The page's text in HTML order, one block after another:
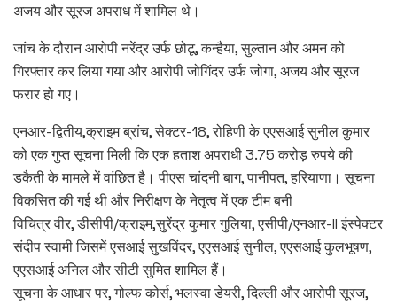
अजय और सूरज अपराध में शामिल थे।
जांच के दौरान आरोपी नरेंद्र उर्फ ​​छोटू, कन्हैया, सुल्तान और अमन को
गिरफ्तार कर लिया गया और आरोपी जोगिंदर उर्फ ​​जोगा, अजय और सूरज
फरार हो गए।
एनआर-द्वितीय,क्राइम ब्रांच, सेक्टर-18, रोहिणी के एएसआई सुनील कुमार
को एक गुप्त सूचना मिली कि एक हताश अपराधी 3.75 करोड़ रुपये की
डकैती के मामले में वांछित है। पीएस चांदनी बाग, पानीपत, हरियाणा। सूचना
विकसित की गई थी और निरीक्षण के नेतृत्व में एक टीम बनी
विचित्र वीर, डीसीपी/क्राइम,सुरेंद्र कुमार गुलिया, एसीपी/एनआर-II इंस्पेक्टर
संदीप स्वामी जिसमें एसआई सुखविंदर, एएसआई सुनील, एएसआई कुलभूषण,
एएसआई अनिल और सीटी सुमित शामिल हैं।
सूचना के आधार पर, गोल्फ कोर्स, भलस्वा डेयरी, दिल्ली और आरोपी सूरज,